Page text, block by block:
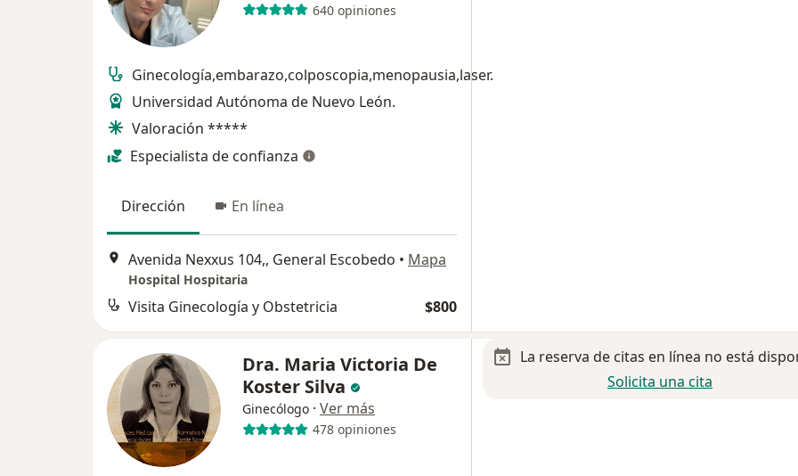
640 opiniones
Ginecología,embarazo,colposcopia,menopausia,laser.
Universidad Autónoma de Nuevo León.
Valoración *****
Especialista de confianza
Dirección En línea
Avenida Nexxus 104,, General Escobedo • Mapa
Hospital Hospitaria
Visita Ginecología y Obstetricia $800
Dra. Maria Victoria De
Koster Silva
Ginecólogo · Ver más
478 opiniones
La reserva de citas en línea no está
Solicita una cita